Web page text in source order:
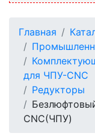
Главная
для ЧПУ-CNC
Редукторы
CNC(ЧПУ)